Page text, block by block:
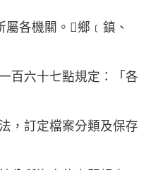
屬各機關。鄉﹝鎮、
百六十七點規定：「各
，訂定檔案分類及保存